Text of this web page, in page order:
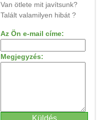
Van ötlete mit javítsunk?
Talált valamilyen hibát ?
Az Ön e-mail címe:
Megjegyzés: